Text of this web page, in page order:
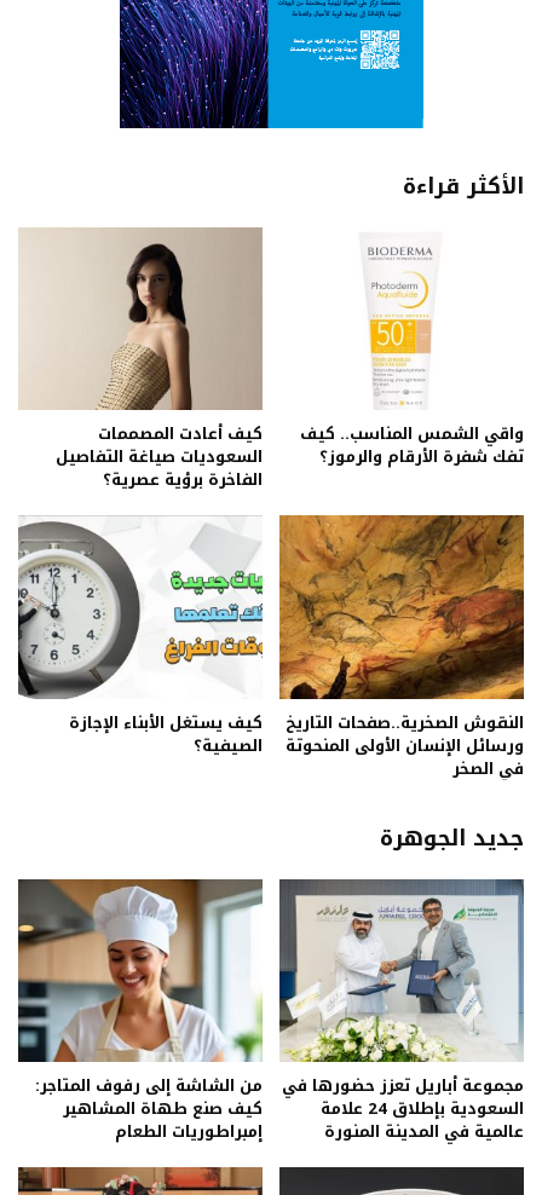
الأكثر قراءة
واقي الشمس المناسب.. كيف
تفك شفرة الأرقام والرموز؟
كيف أعادت المصممات
السعوديات صياغة التفاصيل
الفاخرة برؤية عصرية؟
النقوش الصخرية..صفحات التاريخ
ورسائل الإنسان الأولى المنحوتة
في الصخر
كيف يستغل الأبناء الإجازة
الصيفية؟
جديد الجوهرة
مجموعة أباريل تعزز حضورها في
السعودية بإطلاق 24 علامة
عالمية في المدينة المنورة
من الشاشة إلى رفوف المتاجر:
كيف صنع طهاة المشاهير
إمبراطوريات الطعام